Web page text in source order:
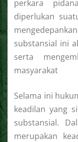
perkara
diperlukan
mengedepankan
substansial ini
serta
masyarakat
Selama ini
keadilan yang
substansial.
merupakan